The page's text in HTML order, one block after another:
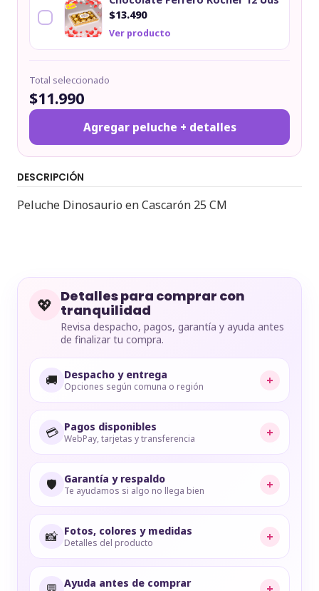
$13.490
Ver producto
Total seleccionado
$11.990
Agregar peluche + detalles
DESCRIPCIÓN
Peluche Dinosaurio en Cascarón 25 CM
💖 Detalles para comprar con
tranquilidad
Revisa despacho, pagos, garantía y ayuda antes
de finalizar tu compra.
🚚 Despacho y entrega
Opciones según comuna o región +
💳 Pagos disponibles
WebPay, tarjetas y transferencia +
🛡️ Garantía y respaldo
Te ayudamos si algo no llega bien +
📸 Fotos, colores y medidas
Detalles del producto +
Ayuda antes de comprar